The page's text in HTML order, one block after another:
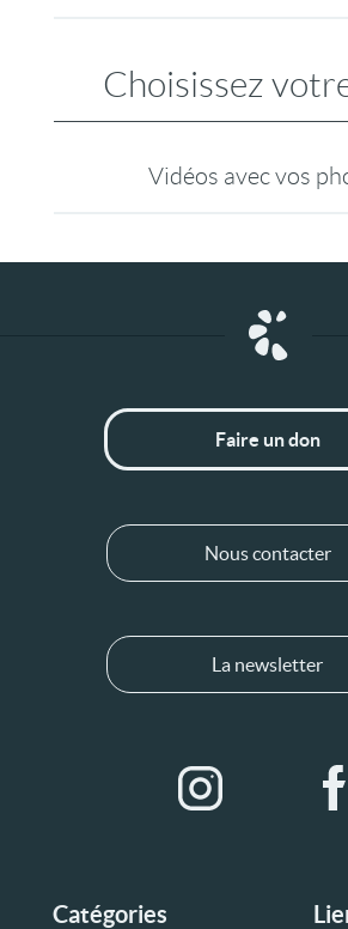
Choisissez
Vidéos avec vos
Catégories
Faire un don
Nous contacter
La newsletter